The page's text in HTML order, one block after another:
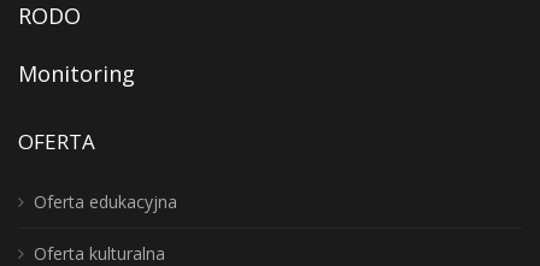
RODO
Monitoring
OFERTA
Oferta edukacyjna
Oferta kulturalna